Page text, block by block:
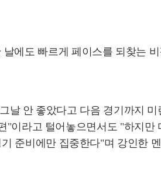
에도 빠르게 페이스를 되찾는
안 좋았다고 다음 경기까지 미
이라고 털어놓으면서도 "하지만
준비에만 집중한다"며 강인한